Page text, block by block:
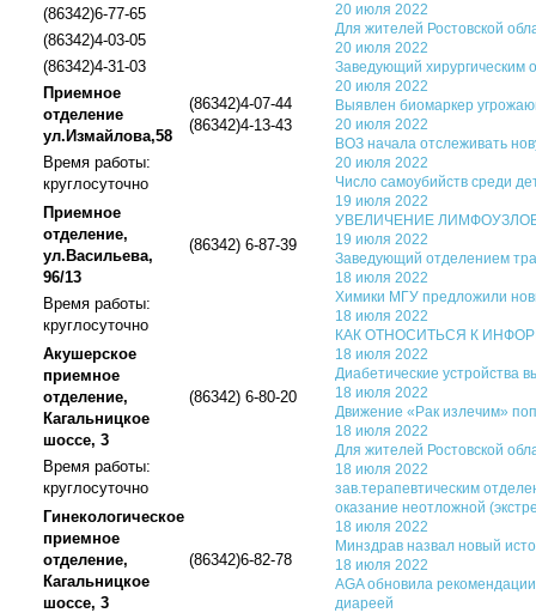
(86342)6-77-65
(86342)4-03-05
(86342)4-31-03
Приемное
отделение
ул.Измайлова,58
(86342)4-07-44
(86342)4-13-43
Время работы:
круглосуточно
Приемное
отделение,
ул.Васильева,
96/13
(86342) 6-87-39
Время работы:
круглосуточно
Акушерское
приемное
отделение,
Кагальницкое
шоссе, 3
(86342) 6-80-20
Время работы:
круглосуточно
Гинекологическое
приемное
отделение,
Кагальницкое
шоссе, 3
(86342)6-82-78
20 июля 2022
Для жителей Ростовской
20 июля 2022
Заведующий хирургическим
20 июля 2022
Выявлен биомаркер
20 июля 2022
ВОЗ начала отслеживать
20 июля 2022
Число самоубийств среди
19 июля 2022
УВЕЛИЧЕНИЕ
19 июля 2022
Заведующий отделением
18 июля 2022
Химики МГУ предложили
18 июля 2022
КАК ОТНОСИТЬСЯ К
18 июля 2022
Диабетические устройства
18 июля 2022
Движение «Рак излечим»
18 июля 2022
Для жителей Ростовской
18 июля 2022
зав.терапевтическим
оказание неотложной
18 июля 2022
Минздрав назвал новый
18 июля 2022
AGA обновила
диареей